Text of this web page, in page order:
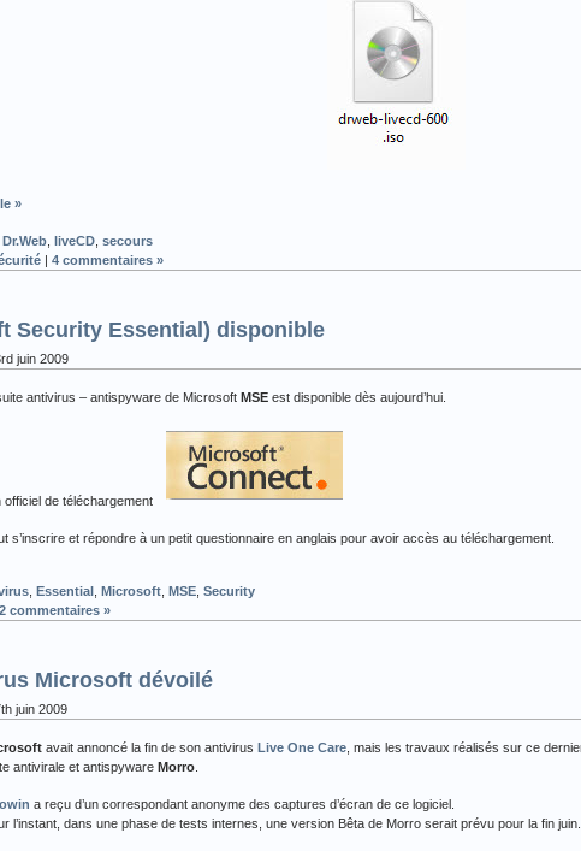
»
Dr.Web liveCD secours
| 4 commentaires »
Security Essential) disponible
juin 2009
antivirus – antispyware de Microsoft MSE est disponible dès aujourd’hui.
officiel de téléchargement
s’inscrire et répondre à un petit questionnaire en anglais pour avoir accès au téléchargement.
Essential Microsoft MSE Security
2 commentaires »
Microsoft dévoilé
juin 2009
avait annoncé la fin de son antivirus Live One Care , mais les travaux réalisés sur ce
antivirale et antispyware Morro
a reçu d’un correspondant anonyme des captures d’écran de ce logiciel.
l’instant, dans une phase de tests internes, une version Bêta de Morro serait prévu pour la fin juin.